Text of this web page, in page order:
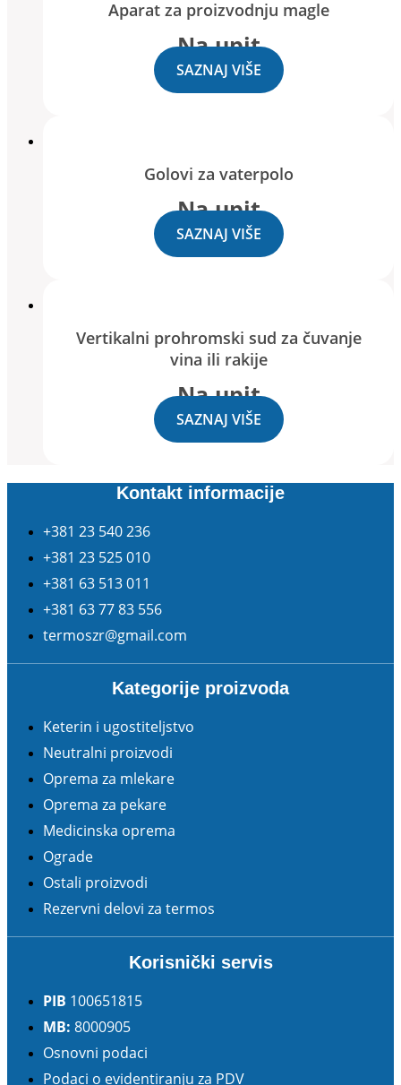
Aparat za proizvodnju magle
Na upit
SAZNAJ VIŠE
Golovi za vaterpolo
Na upit
SAZNAJ VIŠE
Vertikalni prohromski sud za čuvanje
vina ili rakije
Na upit
SAZNAJ VIŠE
Kontakt informacije
+381 23 540 236
+381 23 525 010
+381 63 513 011
+381 63 77 83 556
termoszr@gmail.com
Kategorije proizvoda
Keterin i ugostiteljstvo
Neutralni proizvodi
Oprema za mlekare
Oprema za pekare
Medicinska oprema
Ograde
Ostali proizvodi
Rezervni delovi za termos
Korisnički servis
PIB 100651815
MB: 8000905
Osnovni podaci
Podaci o evidentiranju za PDV